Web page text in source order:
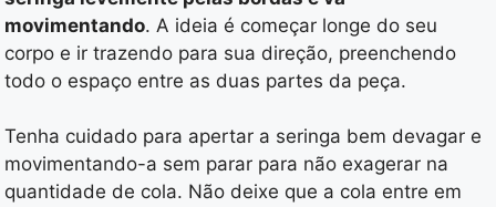
movimentando. A ideia é começar longe do seu
corpo e ir trazendo para sua direção, preenchendo
todo o espaço entre as duas partes da peça.
Tenha cuidado para apertar a seringa bem devagar e
movimentando-a sem parar para não exagerar na
quantidade de cola. Não deixe que a cola entre em